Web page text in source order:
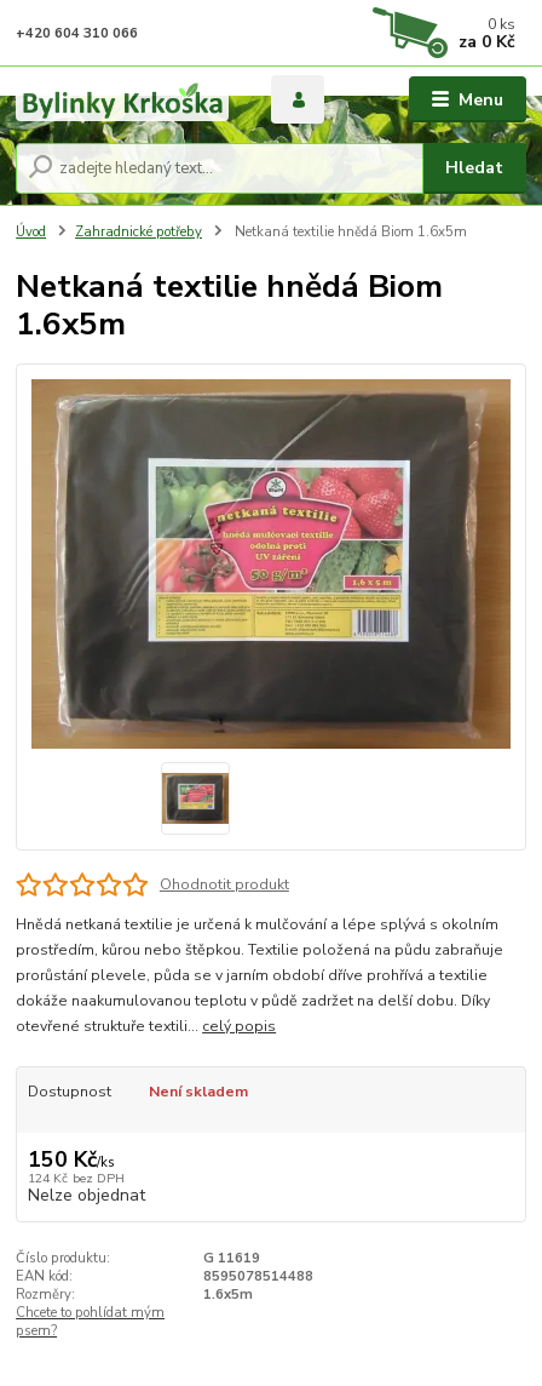
Menu
Hledat
+420 604 310 066 0 ks
za 0 Kč
Úvod Zahradnické potřeby Netkaná textilie hnědá Biom 1.6x5m
Netkaná textilie hnědá Biom
1.6x5m
Ohodnotit produkt
Hnědá netkaná textilie je určená k mulčování a lépe splývá s okolním
prostředím, kůrou nebo štěpkou. Textilie položená na půdu zabraňuje
prorůstání plevele, půda se v jarním období dříve prohřívá a textilie
dokáže naakumulovanou teplotu v půdě zadržet na delší dobu. Díky
otevřené struktuře textili... celý popis
Dostupnost Není skladem
150 Kč/ks
124 Kč bez DPH
Nelze objednat
Číslo produktu:
G 11619
EAN kód:
8595078514488
Rozměry:
1.6x5m
Chcete to pohlídat mým
psem?